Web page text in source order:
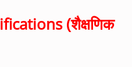
(शैक्षणिक